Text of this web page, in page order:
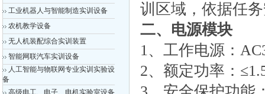
工业机器人与智能制造实训设备
农机教学设备
无人机装配综合实训装置
智能网联汽车实训设备
人工智能与物联网专业实训实验设
备
高级电工、电子、电机实验室设备
训区域，依据任
二、电源模块
1、工作电源：
2、额定功率：